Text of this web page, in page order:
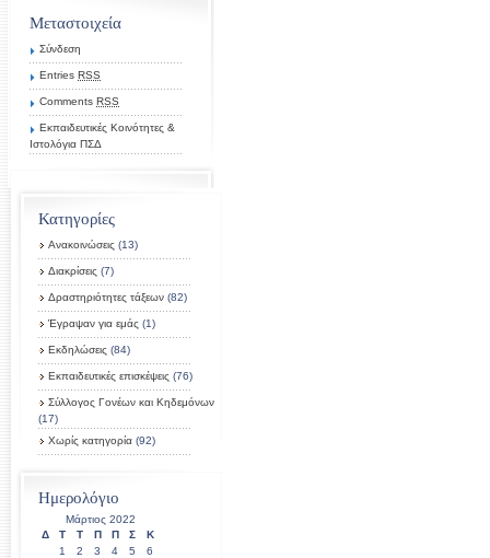
Κατηγορίες
Ανακοινώσεις (13)
Διακρίσεις (7)
Δραστηριότητες τάξεων (82)
Έγραψαν για εμάς (1)
Εκδηλώσεις (84)
Εκπαιδευτικές επισκέψεις (76)
Σύλλογος Γονέων και Κηδεμόνων
(17)
Χωρίς κατηγορία (92)
Ημερολόγιο
Μάρτιος 2022
Δ
Τ Τ Π Π Σ
Κ
1
2 3 4 5
6
Μεταστοιχεία
Σύνδεση
Entries RSS
Comments RSS
Εκπαιδευτικές Κοινότητες &
Ιστολόγια ΠΣΔ